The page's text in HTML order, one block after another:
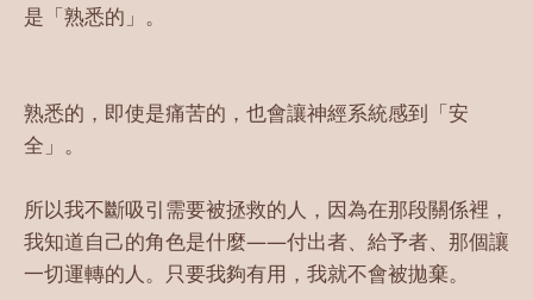
是「熟悉的」。
熟悉的，即使是痛苦的，也會讓神經系統感到「安
全」。
所以我不斷吸引需要被拯救的人，因為在那段關係裡，
我知道自己的角色是什麼——付出者、給予者、那個讓
一切運轉的人。只要我夠有用，我就不會被拋棄。